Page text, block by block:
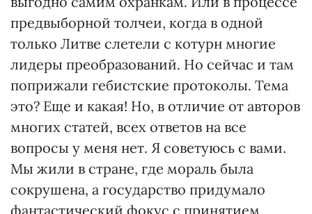
предвыборной толчеи, когда в одной
только Литве слетели с котурн многие
лидеры преобразований. Но сейчас и там
поприжали гебистские протоколы. Тема
это? Еще и какая! Но, в отличие от авторов
многих статей, всех ответов на все
вопросы у меня нет. Я советуюсь с вами.
Мы жили в стране, где мораль была
сокрушена, а государство придумало
фантастический фокус с принятием